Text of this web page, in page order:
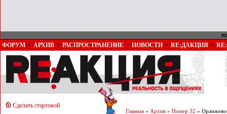
ФОРУМ • АРХИВ • РАСПРОСТРАНЕНИЕ • НОВОСТИ • RE:ДАКЦИЯ •
Сделать стартовой
Главная » Архив » Номер 32 »